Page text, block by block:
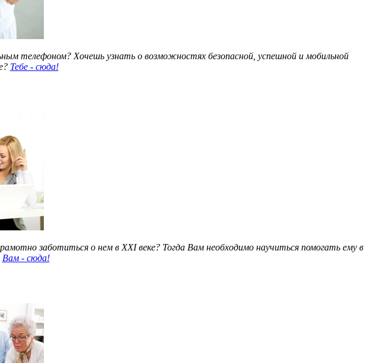
телефоном? Хочешь узнать о возможностях безопасной, успешной и мобильной
Тебе - сюда!
заботиться о нем в XXI веке? Тогда Вам необходимо научиться помогать ему в
Вам - сюда!